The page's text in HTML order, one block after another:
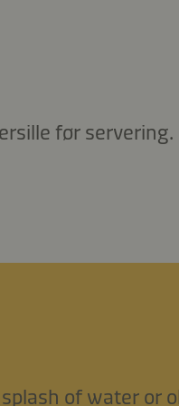
før servering.
of water or